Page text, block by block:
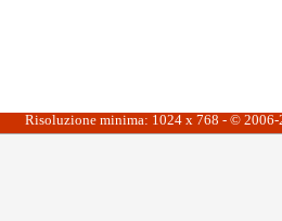
Risoluzione minima: 1024 x 768 - ©